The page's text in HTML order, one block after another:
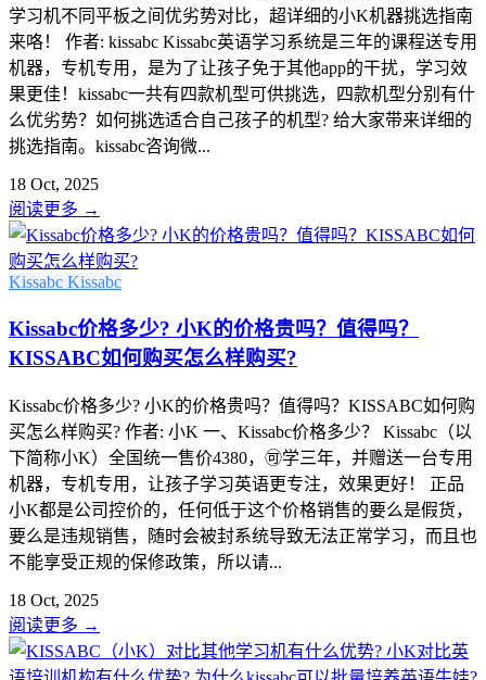
学习机不同平板之间优劣势对比，超详细的小K机器挑选指南
来咯！ 作者: kissabc Kissabc英语学习系统是三年的课程送专用
机器，专机专用，是为了让孩子免于其他app的干扰，学习效
果更佳！kissabc一共有四款机型可供挑选，四款机型分别有什
么优劣势？如何挑选适合自己孩子的机型? 给大家带来详细的
挑选指南。kissabc咨询微...
18 Oct, 2025
阅读更多 →
Kissabc Kissabc
Kissabc价格多少? 小K的价格贵吗？值得吗？
KISSABC如何购买怎么样购买?
Kissabc价格多少? 小K的价格贵吗？值得吗？KISSABC如何购
买怎么样购买? 作者: 小K 一、Kissabc价格多少？ Kissabc（以
下简称小K）全国统一售价4380，🉑学三年，并赠送一台专用
机器，专机专用，让孩子学习英语更专注，效果更好！ 正品
小K都是公司控价的，任何低于这个价格销售的要么是假货，
要么是违规销售，随时会被封系统导致无法正常学习，而且也
不能享受正规的保修政策，所以请...
18 Oct, 2025
阅读更多 →